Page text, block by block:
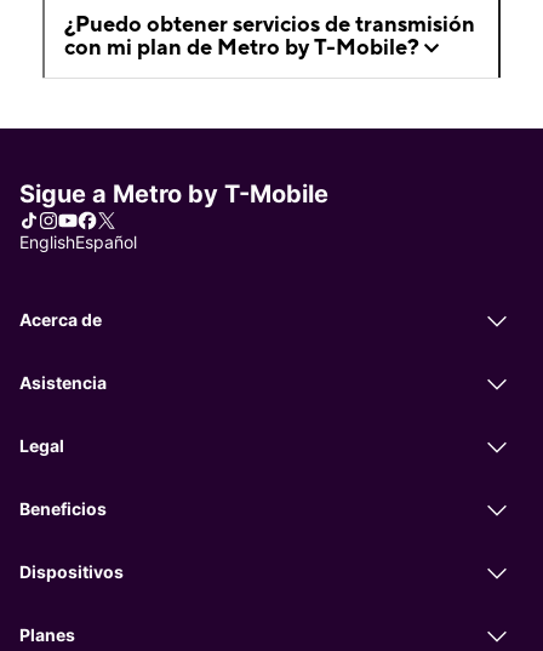
¿Puedo obtener servicios de transmisión
con mi plan de Metro by T-Mobile?